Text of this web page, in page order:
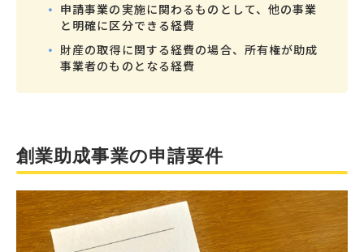
申請事業の実施に関わるものとして、他の事業
と明確に区分できる経費
財産の取得に関する経費の場合、所有権が助成
事業者のものとなる経費
創業助成事業の申請要件